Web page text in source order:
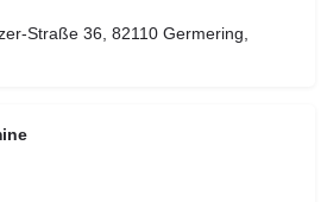
Straße 36, 82110 Germering,